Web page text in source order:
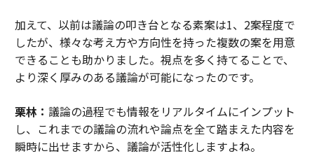
加えて、以前は議論の叩き台となる素案は1、2案程度で
したが、様々な考え方や方向性を持った複数の案を用意
できることも助かりました。視点を多く持てることで、
より深く厚みのある議論が可能になったのです。
栗林： 議論の過程でも情報をリアルタイムにインプット
し、これまでの議論の流れや論点を全て踏まえた内容を
瞬時に出せますから、議論が活性化しますよね。